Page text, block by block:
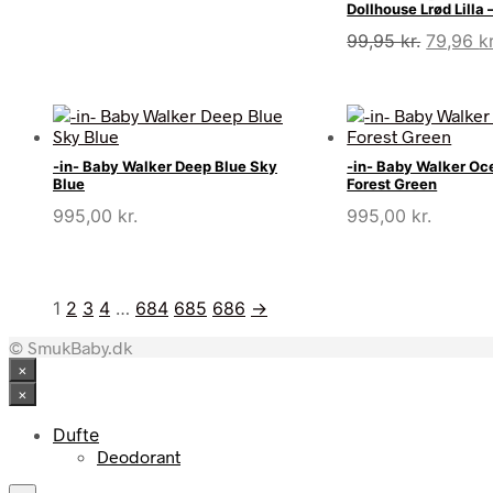
Dollhouse Lrød Lilla
99,95kr. Den
var:
99,95
79,96
-in- Baby Walker Deep Blue Sky
Blue
995,00 kr.
-in- Baby Walker
Forest Green
995,00 kr.
1 2 3 4 … 684 685 686 →
© SmukBaby.dk
×
×
Dufte
Deodorant